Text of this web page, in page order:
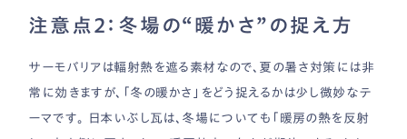
注意点2：冬場の“暖かさ”の捉え方
サーモバリアは輻射熱を遮る素材なので、夏の暑さ対策には非
常に効きますが、「冬の暖かさ」をどう捉えるかは少し微妙なテ
ーマです。 日本いぶし瓦は、冬場についても「暖房の熱を反射